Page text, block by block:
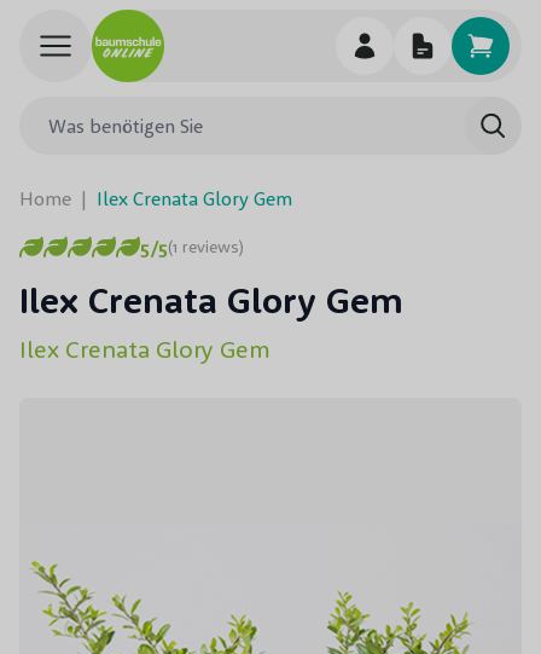
Skip to Content
Home | Ilex Crenata Glory Gem
5/5(1 reviews)
Ilex Crenata Glory Gem
Ilex Crenata Glory Gem